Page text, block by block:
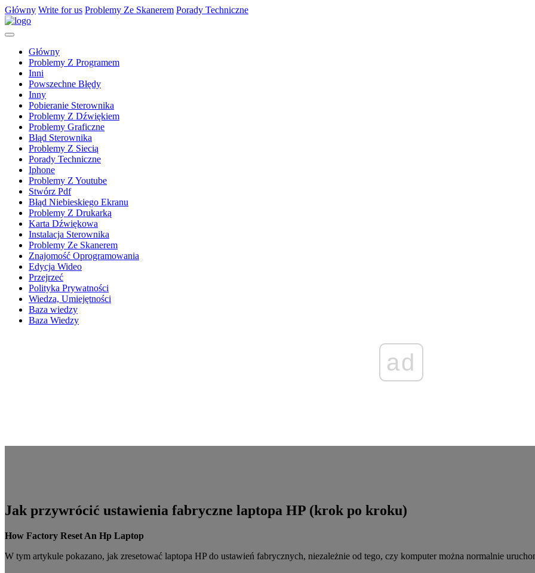
Główny Write for us Problemy Ze Skanerem Porady Techniczne
Główny
Problemy Z Programem
Inni
Powszechne Błędy
Inny
Pobieranie Sterownika
Problemy Z Dźwiękiem
Problemy Graficzne
Błąd Sterownika
Problemy Z Siecią
Porady Techniczne
Iphone
Problemy Z Youtube
Stwórz Pdf
Błąd Niebieskiego Ekranu
Problemy Z Drukarką
Karta Dźwiękowa
Instalacja Sterownika
Problemy Ze Skanerem
Znajomość Oprogramowania
Edycja Wideo
Przejrzeć
Polityka Prywatności
Wiedza, Umiejętności
Baza wiedzy
Baza Wiedzy
ad
Jak przywrócić ustawienia fabryczne laptopa HP (krok po kroku)
How Factory Reset An Hp Laptop
W tym artykule pokazano, jak zresetować laptopa HP do ustawień fabrycznych, niezależnie od tego, czy komputer można normalnie